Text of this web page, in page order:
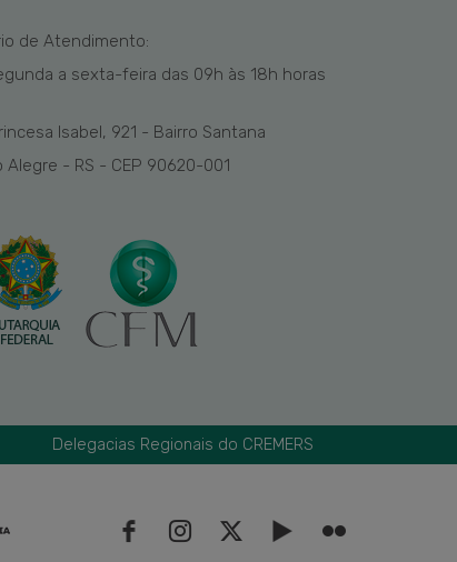
de Atendimento:
a sexta-feira das 09h às 18h horas
Isabel, 921 - Bairro Santana
Alegre - RS - CEP 90620-001
Delegacias Regionais do CREMERS